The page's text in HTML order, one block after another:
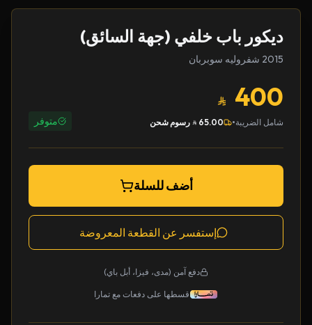
ديكور باب خلفي (جهة السائق)
2015 شفروليه سوبربان
400
شامل الضريبة•
65.00 رسوم شحن متوفر
أضف للسلة
إستفسر عن القطعة المعروضة
دفع آمن (مدى، فيزا، أبل باي)
قسطها على دفعات مع تمارا